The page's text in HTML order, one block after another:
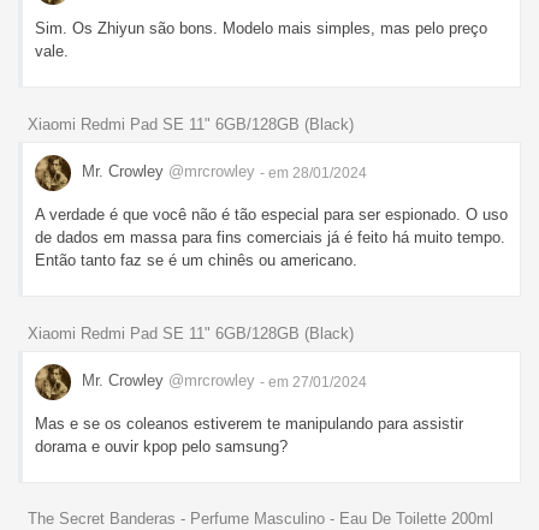
Sim. Os Zhiyun são bons. Modelo mais simples, mas pelo preço
vale.
Xiaomi Redmi Pad SE 11" 6GB/128GB (Black)
Mr. Crowley @mrcrowley - em 28/01/2024
A verdade é que você não é tão especial para ser espionado. O uso
de dados em massa para fins comerciais já é feito há muito tempo.
Então tanto faz se é um chinês ou americano.
Xiaomi Redmi Pad SE 11" 6GB/128GB (Black)
Mr. Crowley @mrcrowley - em 27/01/2024
Mas e se os coleanos estiverem te manipulando para assistir
dorama e ouvir kpop pelo samsung?
The Secret Banderas - Perfume Masculino - Eau De Toilette 200ml